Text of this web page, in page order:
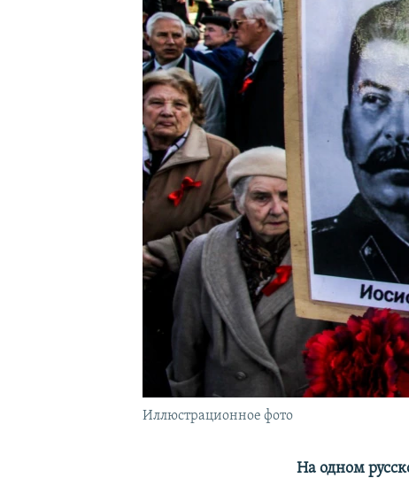
КРЫМ.НЕПОКОРЕННЫЙ
УКРАИНСКАЯ ПРОБЛЕМА КРЫМА
Иллюстрационное фото
На одном